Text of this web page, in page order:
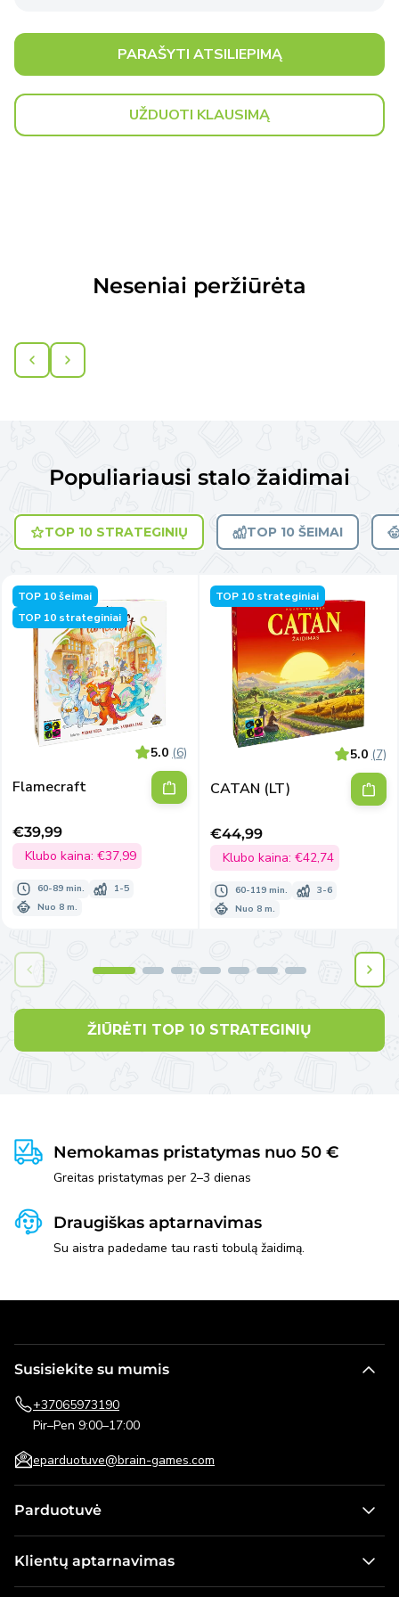
PARAŠYTI ATSILIEPIMĄ
UŽDUOTI KLAUSIMĄ
Neseniai peržiūrėta
Populiariausi stalo žaidimai
TOP 10 STRATEGINIŲ TOP 10 ŠEIMAI
TOP 10 šeimai
TOP 10 strateginiai
5.0 (6)
Flamecraft
Išpardavimo
kaina
€39,99
Klubo kaina: €37,99
60-89 min.
1-5
Nuo 8 m.
TOP 10 strateginiai
5.0 (7)
CATAN (LT)
Išpardavimo
kaina
€44,99
Klubo kaina: €42,74
60-119 min.
3-6
Nuo 8 m.
ŽIŪRĖTI TOP 10 STRATEGINIŲ
Nemokamas pristatymas nuo 50 €
Greitas pristatymas per 2–3 dienas
Draugiškas aptarnavimas
Su aistra padedame tau rasti tobulą žaidimą.
Susisiekite su mumis
+37065973190
Pir–Pen 9:00–17:00
eparduotuve@brain-games.com
Parduotuvė
Žaidimai vaikams
Klientų aptarnavimas